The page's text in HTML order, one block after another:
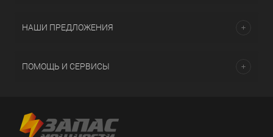
НАШИ ПРЕДЛОЖЕНИЯ
ПОМОЩЬ И СЕРВИСЫ